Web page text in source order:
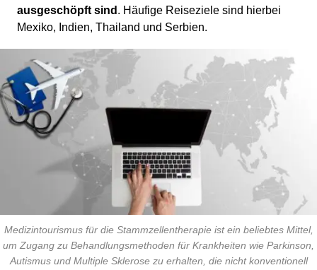
ausgeschöpft sind . Häufige Reiseziele sind hierbei
Mexiko, Indien, Thailand und Serbien.
Medizintourismus für die Stammzellentherapie ist ein beliebtes Mittel,
um Zugang zu Behandlungsmethoden für Krankheiten wie Parkinson,
Autismus und Multiple Sklerose zu erhalten, die nicht konventionell